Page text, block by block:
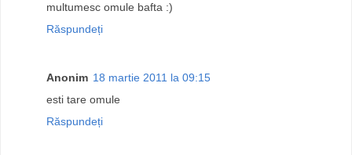
multumesc omule bafta :)
Răspundeți
Anonim 18 martie 2011 la 09:15
esti tare omule
Răspundeți